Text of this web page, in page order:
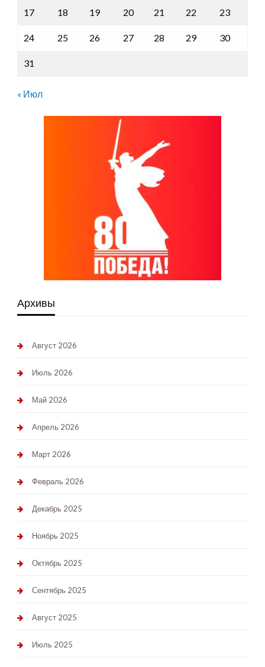
17 18 19 20 21 22 23
24 25 26 27 28 29 30
31
« Июл
Архивы
Август 2026
Июль 2026
Май 2026
Апрель 2026
Март 2026
Февраль 2026
Декабрь 2025
Ноябрь 2025
Октябрь 2025
Сентябрь 2025
Август 2025
Июль 2025